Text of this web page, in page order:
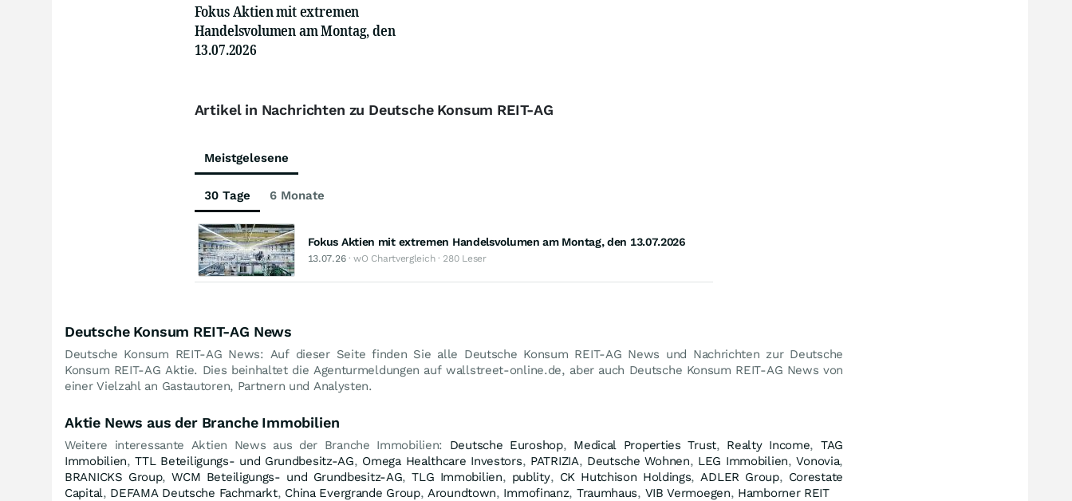
Fokus Aktien mit extremen
Handelsvolumen am Montag, den
13.07.2026
Artikel in Nachrichten zu Deutsche Konsum REIT-AG
Meistgelesene
30 Tage 6 Monate
Fokus Aktien mit extremen Handelsvolumen am Montag, den 13.07.2026
13.07.26· wO Chartvergleich · 280 Leser
Deutsche Konsum REIT-AG News
Deutsche Konsum REIT-AG News: Auf dieser Seite finden Sie alle Deutsche Konsum REIT-AG News und Nachrichten zur Deutsche
Konsum REIT-AG Aktie. Dies beinhaltet die Agenturmeldungen auf wallstreet-online.de, aber auch Deutsche Konsum REIT-AG News von
einer Vielzahl an Gastautoren, Partnern und Analysten.
Aktie News aus der Branche Immobilien
Weitere interessante Aktien News aus der Branche Immobilien: Deutsche Euroshop, Medical Properties Trust, Realty Income, TAG
Immobilien,TTL Beteiligungs- und Grundbesitz-AG, Omega Healthcare Investors, PATRIZIA, Deutsche Wohnen, LEG Immobilien,Vonovia,
BRANICKS Group,WCM Beteiligungs- und Grundbesitz-AG,TLG Immobilien, publity, CK Hutchison Holdings,ADLER Group, Corestate
Capital, DEFAMA Deutsche Fachmarkt, China Evergrande Group,Aroundtown, Immofinanz, Traumhaus, VIB Vermoegen, Hamborner REIT